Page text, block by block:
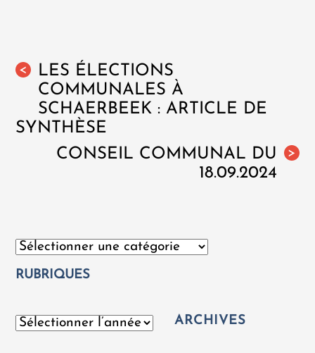
<
LES ÉLECTIONS
COMMUNALES À
SCHAERBEEK : ARTICLE DE
SYNTHÈSE
>
CONSEIL COMMUNAL DU
18.09.2024
Catégories
RUBRIQUES
Archives ARCHIVES